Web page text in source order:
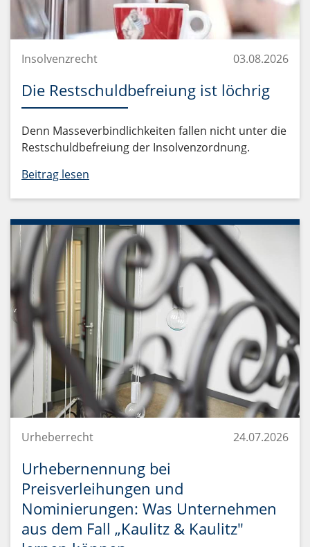
Insolvenzrecht 03.08.2026
Die Restschuldbefreiung ist löchrig
Denn Masseverbindlichkeiten fallen nicht unter die
Restschuldbefreiung der Insolvenzordnung.
Beitrag lesen
Urheberrecht 24.07.2026
Urhebernennung bei
Preisverleihungen und
Nominierungen: Was Unternehmen
aus dem Fall „Kaulitz & Kaulitz"